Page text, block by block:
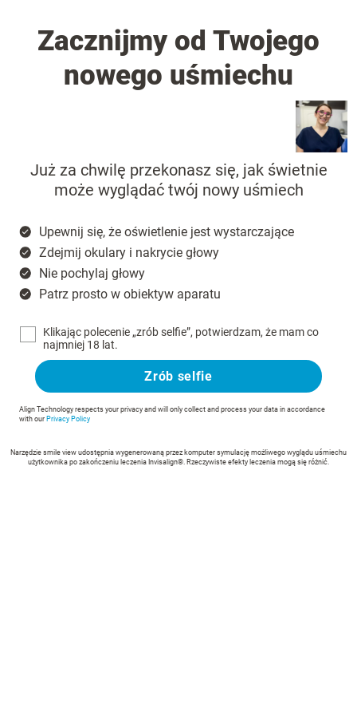
Zacznijmy od Twojego
nowego uśmiechu
Już za chwilę przekonasz się, jak świetnie
może wyglądać twój nowy uśmiech
Upewnij się, że oświetlenie jest wystarczające
Zdejmij okulary i nakrycie głowy
Nie pochylaj głowy
Patrz prosto w obiektyw aparatu
Klikając polecenie „zrób selfie”, potwierdzam, że mam co
najmniej 18 lat.
Zrób selfie
Align Technology respects your privacy and will only collect and process your data in accordance
with our Privacy Policy
Narzędzie smile view udostępnia wygenerowaną przez komputer symulację możliwego wyglądu uśmiechu
użytkownika po zakończeniu leczenia Invisalign®. Rzeczywiste efekty leczenia mogą się różnić.